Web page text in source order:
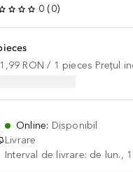
0 (0)
RON / 1 pieces Prețul
Online: Disponibil
Livrare
Interval de livrare: de lun.,